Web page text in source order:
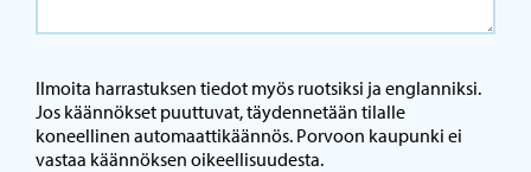
Ilmoita harrastuksen tiedot myös ruotsiksi ja englanniksi.
Jos käännökset puuttuvat, täydennetään tilalle
koneellinen automaattikäännös. Porvoon kaupunki ei
vastaa käännöksen oikeellisuudesta.